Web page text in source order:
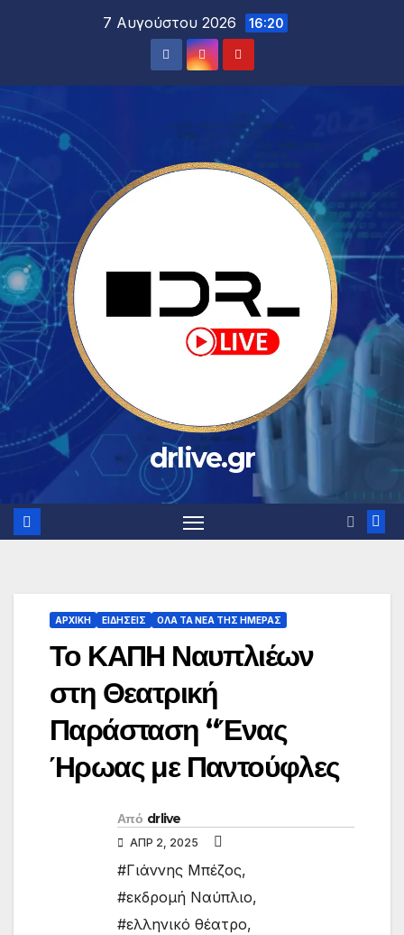
7 Αυγούστου 2026 16:20
drlive.gr
ΑΡΧΙΚΗ ΕΙΔΗΣΕΙΣ ΟΛΑ ΤΑ ΝΕΑ ΤΗΣ ΗΜΕΡΑΣ
Το ΚΑΠΗ Ναυπλιέων
στη Θεατρική
Παράσταση “Ένας
Ήρωας με Παντούφλες
Από drlive
ΑΠΡ 2, 2025
#Γιάννης Μπέζος,
#εκδρομή Ναύπλιο,
#ελληνικό θέατρο,